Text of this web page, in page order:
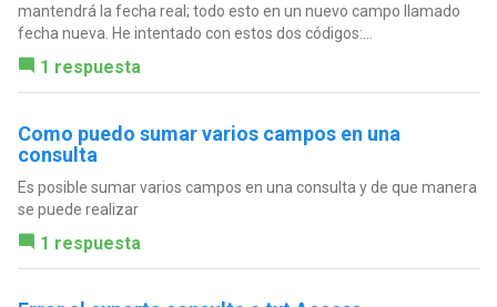
mantendrá la fecha real; todo esto en un nuevo campo llamado
fecha nueva. He intentado con estos dos códigos:...
1 respuesta
Como puedo sumar varios campos en una
consulta
Es posible sumar varios campos en una consulta y de que manera
se puede realizar
1 respuesta